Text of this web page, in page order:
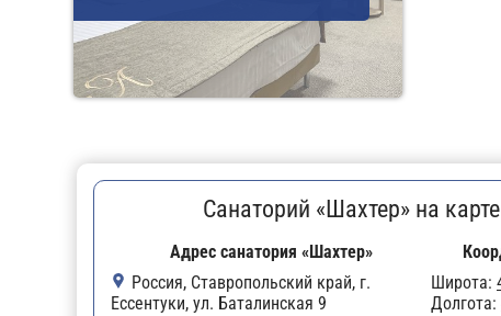
Санаторий «Шахтер» на карте
Адрес санатория «Шахтер»
Россия, Ставропольский край, г.
Ессентуки, ул. Баталинская 9
Широта:
Долгота: